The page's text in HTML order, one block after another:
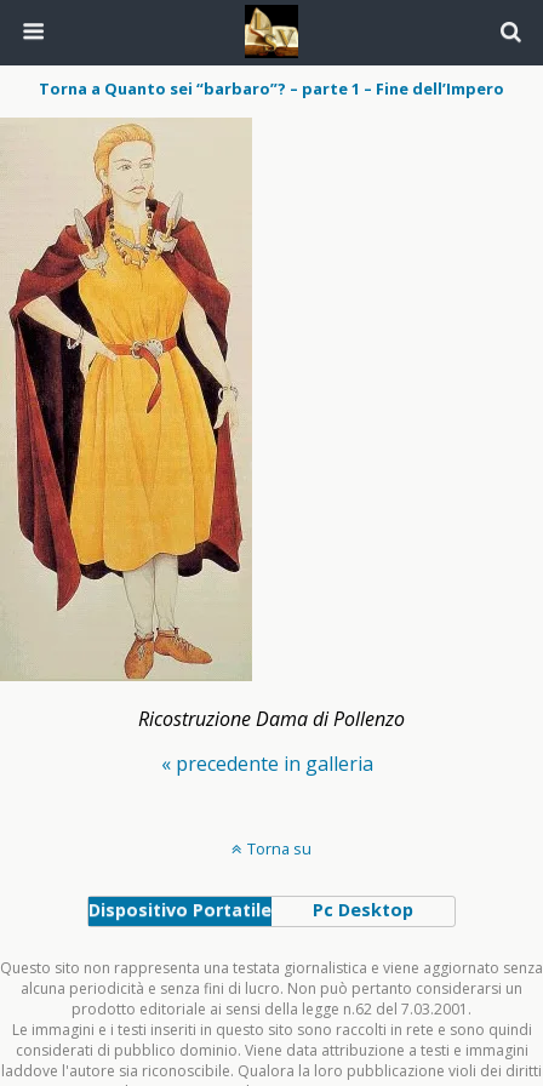
Torna a Quanto sei “barbaro”? – parte 1 – Fine dell’Impero
Ricostruzione Dama di Pollenzo
« precedente in galleria
Torna su
Dispositivo Portatile Pc Desktop
Questo sito non rappresenta una testata giornalistica e viene aggiornato senza
alcuna periodicità e senza fini di lucro. Non può pertanto considerarsi un
prodotto editoriale ai sensi della legge n.62 del 7.03.2001.
Le immagini e i testi inseriti in questo sito sono raccolti in rete e sono quindi
considerati di pubblico dominio. Viene data attribuzione a testi e immagini
laddove l'autore sia riconoscibile. Qualora la loro pubblicazione violi dei diritti